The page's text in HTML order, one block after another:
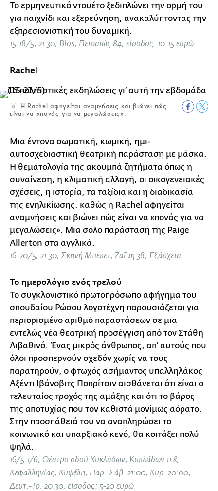
To ερμηνευτικό ντουέτο ξεδιπλώνει την ορμή του
για παιχνίδι και εξερεύνηση, ανακαλύπτοντας την
εξπρεσιονιστική του δυναμική.
15-18/5, 21:30, Bios, Πειραιώς 84, είσοδος: 10-15 ευρώ
Rachel
H Rachel αφηγείται αναμνήσεις και βιώνει πώς
είναι να «πονάς για να μεγαλώσεις».
Μια έντονα σωματική, κωμική, ημι-
αυτοσχεδιαστική θεατρική παράσταση με μάσκα.
Η θεματολογία της ακουμπά ζητήματα όπως η
συναίνεση, η κλιματική αλλαγή, οι οικογενειακές
σχέσεις, η ιστορία, τα ταξίδια και η διαδικασία
της ενηλικίωσης, καθώς η Rachel αφηγείται
αναμνήσεις και βιώνει πώς είναι να «πονάς για να
μεγαλώσεις». Μια σόλο παράσταση της Paige
Allerton στα αγγλικά.
16-20/5, 21:30, Σκηνή Μπέκετ, Ζαΐμη 38, Εξάρχεια
Το ημερολόγιο ενός τρελού
Το συγκλονιστικό πρωτοπρόσωπο αφήγημα του
σπουδαίου Ρώσου λογοτέχνη παρουσιάζεται για
περιορισμένο αριθμό παραστάσεων σε μια
εντελώς νέα θεατρική προσέγγιση από τον Στάθη
Λιβαθινό. Ένας μικρός άνθρωπος, απ’ αυτούς που
όλοι προσπερνούν σχεδόν χωρίς να τους
παρατηρούν, ο φτωχός ασήμαντος υπαλληλάκος
Αξέντι Ιβάνοβιτς Ποπρίτσιν αισθάνεται ότι είναι ο
τελευταίος τροχός της αμάξης και ότι το βάρος
της αποτυχίας που τον καθιστά μονίμως αόρατο.
Στην προσπάθειά του να αναπληρώσει το
κοινωνικό και υπαρξιακό κενό, θα κοιτάξει πολύ
ψηλά.
16/5-1/6, Θέατρο οδού Κυκλάδων, Κυκλάδων 11 &
Κεφαλληνίας, Κυψέλη, Παρ.-Σάβ. 21:00, Κυρ. 20:00,
Δευτ.-Τρ. 20:30, είσοδος: 5-20 ευρώ